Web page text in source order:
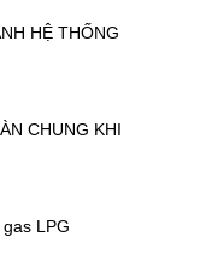
HỆ THỐNG
CHUNG KHI
LPG